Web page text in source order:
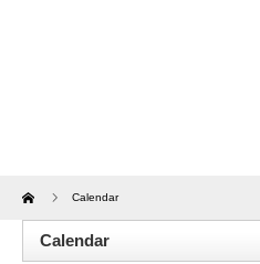
Home Calendar
Calendar
6:00 AM